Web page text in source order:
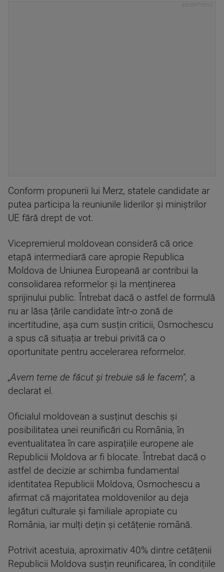
Conform propunerii lui Merz, statele candidate ar
putea participa la reuniunile liderilor și miniștrilor
UE fără drept de vot.
Vicepremierul moldovean consideră că orice
etapă intermediară care apropie Republica
Moldova de Uniunea Europeană ar contribui la
consolidarea reformelor și la menținerea
sprijinului public. Întrebat dacă o astfel de formulă
nu ar lăsa țările candidate într-o zonă de
incertitudine, așa cum susțin criticii, Osmochescu
a spus că situația ar trebui privită ca o
oportunitate pentru accelerarea reformelor.
„Avem teme de făcut și trebuie să le facem”, a
declarat el.
Oficialul moldovean a susținut deschis și
posibilitatea unei reunificări cu România, în
eventualitatea în care aspirațiile europene ale
Republicii Moldova ar fi blocate. Întrebat dacă o
astfel de decizie ar schimba fundamental
identitatea Republicii Moldova, Osmochescu a
afirmat că majoritatea moldovenilor au deja
legături culturale și familiale apropiate cu
România, iar mulți dețin și cetățenie română.
Potrivit acestuia, aproximativ 40% dintre cetățenii
Republicii Moldova susțin reunificarea, în condițiile